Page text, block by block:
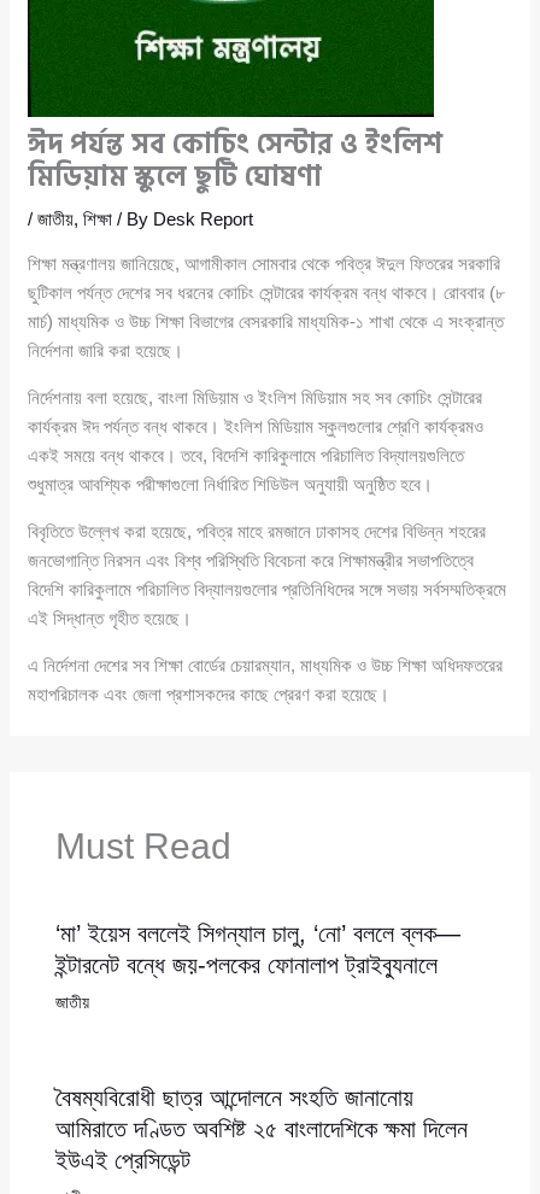
ঈদ পর্যন্ত সব কোচিং সেন্টার ও ইংলিশ
মিডিয়াম স্কুলে ছুটি ঘোষণা
/জাতীয়,শিক্ষা / By Desk Report
শিক্ষা মন্ত্রণালয় জানিয়েছে, আগামীকাল সোমবার থেকে পবিত্র ঈদুল ফিতরের সরকারি
ছুটিকাল পর্যন্ত দেশের সব ধরনের কোচিং সেন্টারের কার্যক্রম বন্ধ থাকবে। রোববার (৮
মার্চ) মাধ্যমিক ও উচ্চ শিক্ষা বিভাগের বেসরকারি মাধ্যমিক-১ শাখা থেকে এ সংক্রান্ত
নির্দেশনা জারি করা হয়েছে।
নির্দেশনায় বলা হয়েছে, বাংলা মিডিয়াম ও ইংলিশ মিডিয়াম সহ সব কোচিং সেন্টারের
কার্যক্রম ঈদ পর্যন্ত বন্ধ থাকবে। ইংলিশ মিডিয়াম স্কুলগুলোর শ্রেণি কার্যক্রমও
একই সময়ে বন্ধ থাকবে। তবে, বিদেশি কারিকুলামে পরিচালিত বিদ্যালয়গুলিতে
শুধুমাত্র আবশ্যিক পরীক্ষাগুলো নির্ধারিত শিডিউল অনুযায়ী অনুষ্ঠিত হবে।
বিবৃতিতে উল্লেখ করা হয়েছে, পবিত্র মাহে রমজানে ঢাকাসহ দেশের বিভিন্ন শহরের
জনভোগান্তি নিরসন এবং বিশ্ব পরিস্থিতি বিবেচনা করে শিক্ষামন্ত্রীর সভাপতিত্বে
বিদেশি কারিকুলামে পরিচালিত বিদ্যালয়গুলোর প্রতিনিধিদের সঙ্গে সভায় সর্বসম্মতিক্রমে
এই সিদ্ধান্ত গৃহীত হয়েছে।
এ নির্দেশনা দেশের সব শিক্ষা বোর্ডের চেয়ারম্যান, মাধ্যমিক ও উচ্চ শিক্ষা অধিদফতরের
মহাপরিচালক এবং জেলা প্রশাসকদের কাছে প্রেরণ করা হয়েছে।
Must Read
‘মা’ ইয়েস বললেই সিগন্যাল চালু, ‘নো’ বললে ব্লক—
ইন্টারনেট বন্ধে জয়-পলকের ফোনালাপ ট্রাইব্যুনালে
জাতীয়
বৈষম্যবিরোধী ছাত্র আন্দোলনে সংহতি জানানোয়
আমিরাতে দণ্ডিত অবশিষ্ট ২৫ বাংলাদেশিকে ক্ষমা দিলেন
ইউএই প্রেসিডেন্ট